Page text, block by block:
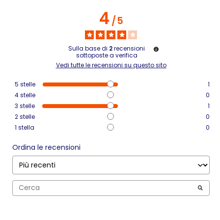
4/5
Sulla base di 2recensioni
sottoposte a verifica
Vedi tutte le recensioni su questo sito
5 stelle
1
4stelle
0
3 stelle
1
2stelle
0
1 stella 0
Ordina le recensioni